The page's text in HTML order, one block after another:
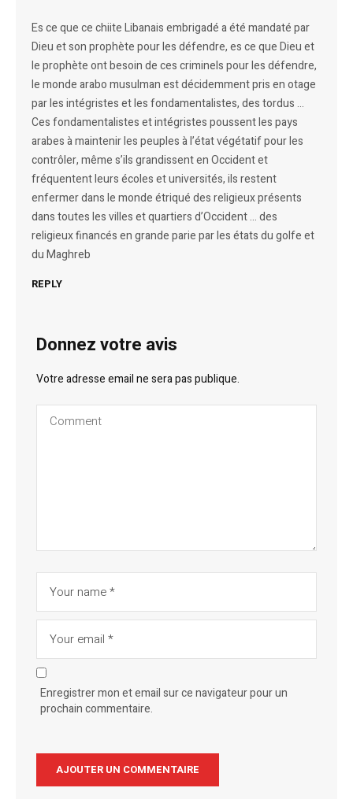
Es ce que ce chiite Libanais embrigadé a été mandaté par
Dieu et son prophète pour les défendre, es ce que Dieu et
le prophète ont besoin de ces criminels pour les défendre,
le monde arabo musulman est décidemment pris en otage
par les intégristes et les fondamentalistes, des tordus …
Ces fondamentalistes et intégristes poussent les pays
arabes à maintenir les peuples à l’état végétatif pour les
contrôler, même s’ils grandissent en Occident et
fréquentent leurs écoles et universités, ils restent
enfermer dans le monde étriqué des religieux présents
dans toutes les villes et quartiers d’Occident … des
religieux financés en grande parie par les états du golfe et
du Maghreb
REPLY
Donnez votre avis
Votre adresse email ne sera pas publique.
Enregistrer mon et email sur ce navigateur pour un
prochain commentaire.